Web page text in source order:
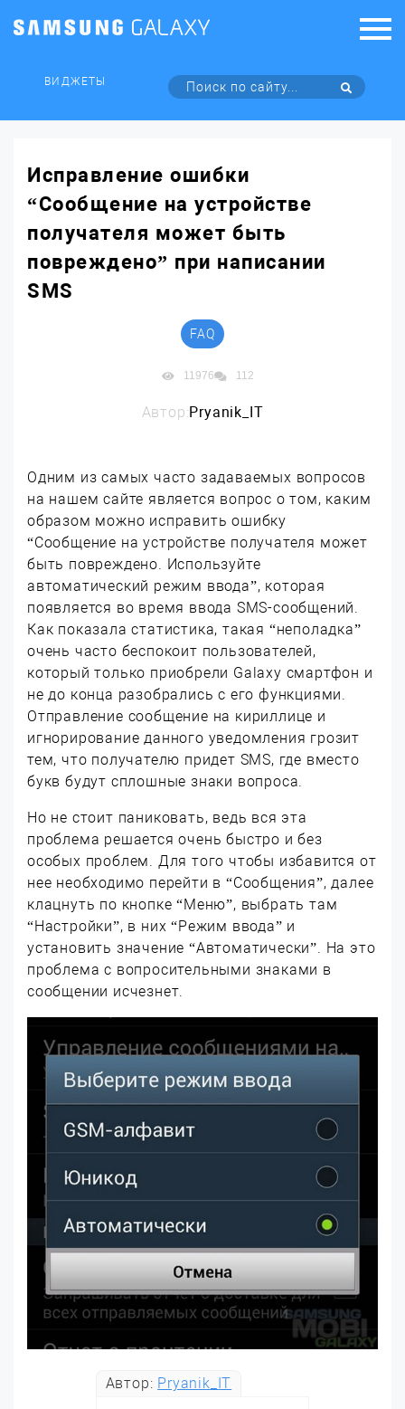
ВИДЖЕТЫ
Исправление ошибки
“Сообщение на устройстве
получателя может быть
повреждено” при написании
SMS
FAQ
11976 112
Автор:Pryanik_IT
Одним из самых часто задаваемых вопросов
на нашем сайте является вопрос о том, каким
образом можно исправить ошибку
“Сообщение на устройстве получателя может
быть повреждено. Используйте
автоматический режим ввода”, которая
появляется во время ввода SMS-сообщений.
Как показала статистика, такая “неполадка”
очень часто беспокоит пользователей,
который только приобрели Galaxy смартфон и
не до конца разобрались с его функциями.
Отправление сообщение на кириллице и
игнорирование данного уведомления грозит
тем, что получателю придет SMS, где вместо
букв будут сплошные знаки вопроса.
Но не стоит паниковать, ведь вся эта
проблема решается очень быстро и без
особых проблем. Для того чтобы избавится от
нее необходимо перейти в “Сообщения”, далее
клацнуть по кнопке “Меню”, выбрать там
“Настройки”, в них “Режим ввода” и
установить значение “Автоматически”. На это
проблема с вопросительными знаками в
сообщении исчезнет.
Автор: Pryanik_IT